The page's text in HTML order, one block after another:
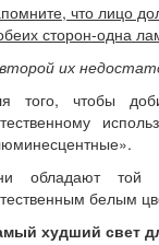
что лицо
сторон-одна
их
того, чтобы
обладают той
белым
худший свет